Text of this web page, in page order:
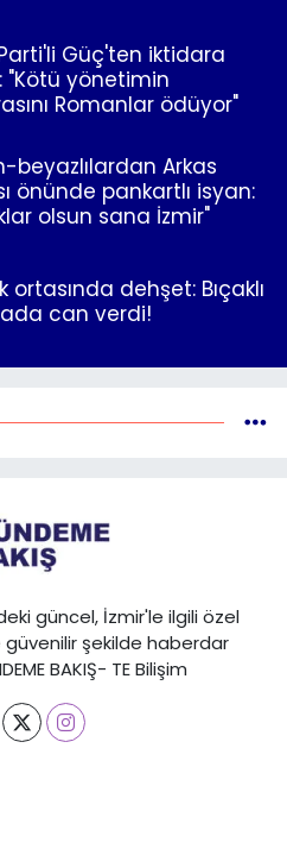
Parti'li Güç'ten iktidara
"Kötü yönetimin
Romanlar ödüyor"
beyazlılardan Arkas
önünde pankartlı isyan:
olsun sana İzmir"
ortasında dehşet: Bıçaklı
can verdi!
güncel, İzmir'le ilgili özel
şekilde haberdar
BAKIŞ- TE Bilişim